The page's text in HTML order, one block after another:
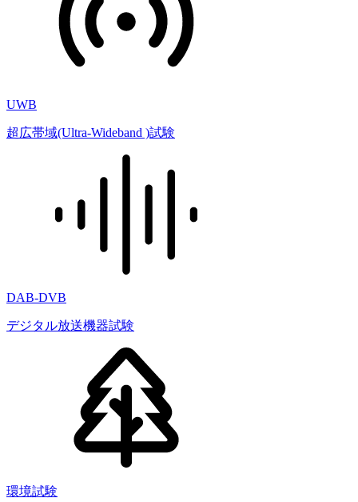
UWB
超広帯域(Ultra-Wideband )試験
DAB-DVB
デジタル放送機器試験
環境試験